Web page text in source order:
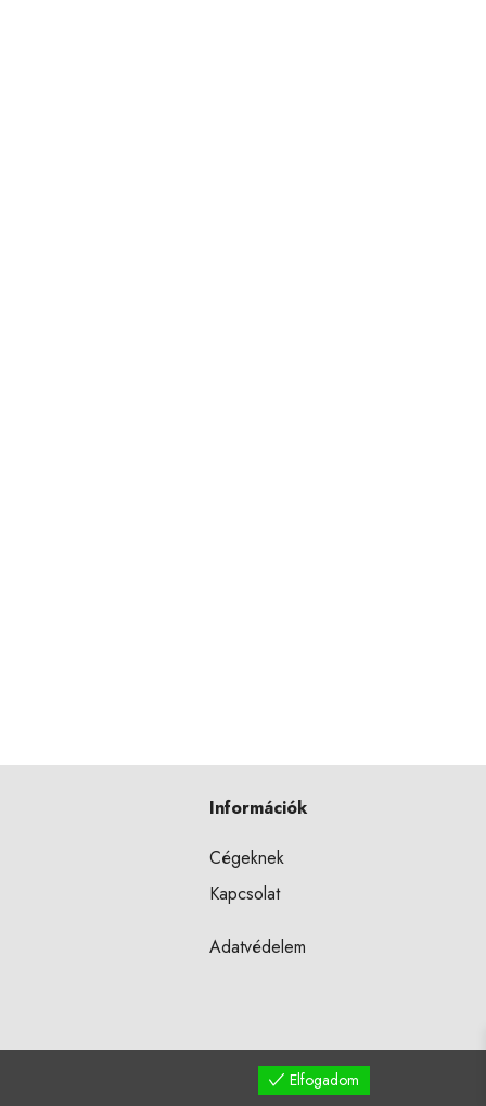
Információk
Cégeknek
Kapcsolat
Adatvédelem
Elfogadom